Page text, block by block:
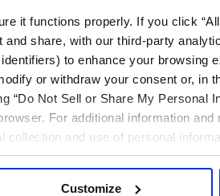
it functions properly. If you click
share, with our third-party
to enhance your browsing
or withdraw your consent or, in
“Do Not Sell or Share My Personal
For additional information
collection and use of personal
Customize